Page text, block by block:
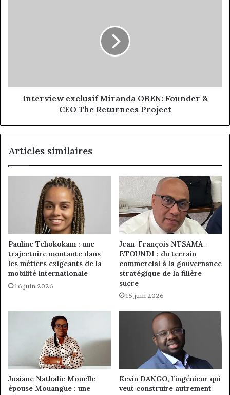
Returnees
ProjectInterview exclusif Miranda OBEN: Founder &
CEO The Returnees Project
Articles similaires
Pauline Tchokokam : une
trajectoire montante dans
les métiers exigeants de la
mobilité internationale
16 juin 2026
Jean-François NTSAMA-
ETOUNDI : du terrain
commercial à la gouvernance
stratégique de la filière
sucre
15 juin 2026
Josiane Nathalie Mouelle
épouse Mouangue : une
Kevin DANGO, l’ingénieur qui
veut construire autrement